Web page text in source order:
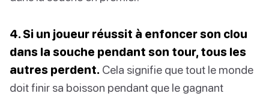
4. Si un joueur réussit à enfoncer son clou
dans la souche pendant son tour, tous les
autres perdent. Cela signifie que tout le monde
doit finir sa boisson pendant que le gagnant